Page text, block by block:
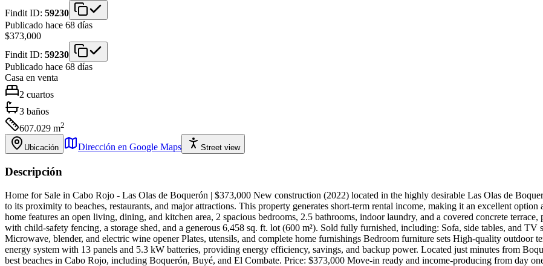
Findit ID: 59230
Publicado hace 68 días
$373,000
Findit ID: 59230
Publicado hace 68 días
Casa en venta
2 cuartos
3 baños
607.029 m2
Ubicación Dirección en Google Maps Street view
Descripción
Home for Sale in Cabo Rojo - Las Olas de Boquerón | $373,000 New construction (2022) located in the highly desirable Las Olas de
to its proximity to beaches, restaurants, and major attractions. This property generates short-term rental income, making it an excellent
home features an open living, dining, and kitchen area, 2 spacious bedrooms, 2.5 bathrooms, indoor laundry, and a covered concrete
with child-safety fencing, a storage shed, and a generous 6,458 sq. ft. lot (600 m²). Sold fully furnished, including: Sofa, side tables, and
Microwave, blender, and electric wine opener Plates, utensils, and complete home furnishings Bedroom furniture sets High-quality outdoor
energy system with 13 panels and 5.3 kW batteries, providing energy efficiency, savings, and backup power. Located just minutes from
best beaches in Cabo Rojo, including Boquerón, Buyé, and El Combate. Price: $373,000 Move-in ready and income-producing from day